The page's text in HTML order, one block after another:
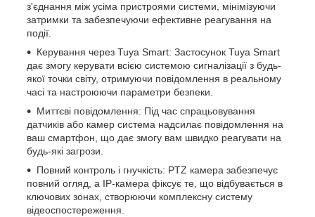
з'єднання між усіма пристроями системи, мінімізуючи
затримки та забезпечуючи ефективне реагування на
події.
Керування через Tuya Smart: Застосунок Tuya Smart
дає змогу керувати всією системою сигналізації з будь-
якої точки світу, отримуючи повідомлення в реальному
часі та настроюючи параметри безпеки.
Миттєві повідомлення: Під час спрацьовування
датчиків або камер система надсилає повідомлення на
ваш смартфон, що дає змогу вам швидко реагувати на
будь-які загрози.
Повний контроль і гнучкість: PTZ камера забезпечує
повний огляд, а IP-камера фіксує те, що відбувається в
ключових зонах, створюючи комплексну систему
відеоспостереження.